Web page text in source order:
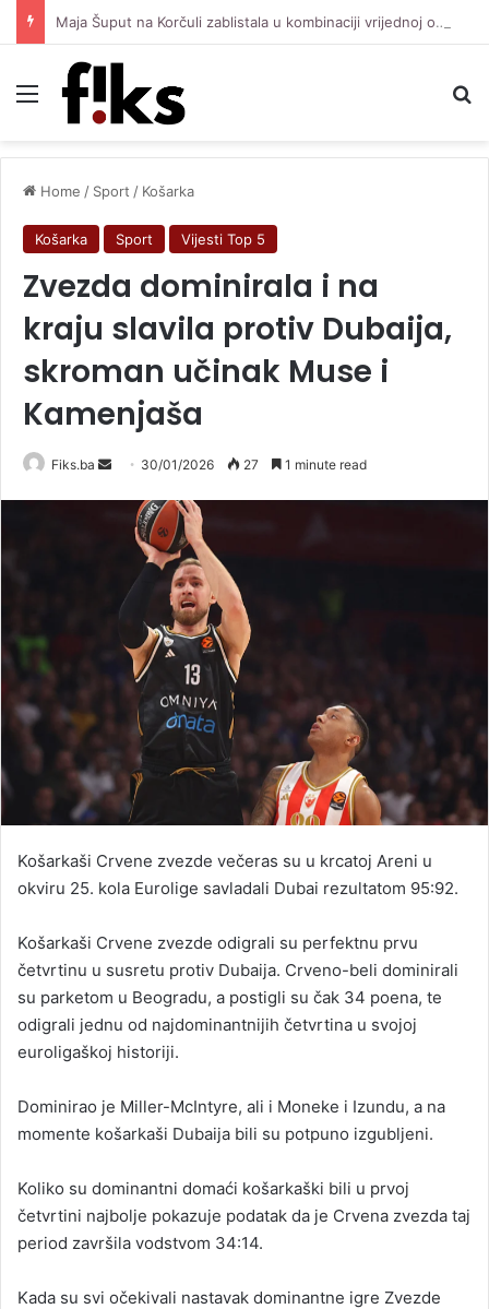
Maja Šuput na Korčuli zablistala u kombinaciji vrijednoj oko 3.500 eura
Menu
Home / Sport / Košarka
Košarka Sport Vijesti Top 5
Zvezda dominirala i na
kraju slavila protiv Dubaija,
skroman učinak Muse i
Kamenjaša
Fiks.ba
Send
email
30/01/2026 27 1 minute read
Košarkaši Crvene zvezde večeras su u krcatoj Areni u
okviru 25. kola Eurolige savladali Dubai rezultatom 95:92.
Košarkaši Crvene zvezde odigrali su perfektnu prvu
četvrtinu u susretu protiv Dubaija. Crveno-beli dominirali
su parketom u Beogradu, a postigli su čak 34 poena, te
odigrali jednu od najdominantnijih četvrtina u svojoj
euroligaškoj historiji.
Dominirao je Miller-McIntyre, ali i Moneke i Izundu, a na
momente košarkaši Dubaija bili su potpuno izgubljeni.
Koliko su dominantni domaći košarkaški bili u prvoj
četvrtini najbolje pokazuje podatak da je Crvena zvezda taj
period završila vodstvom 34:14.
Kada su svi očekivali nastavak dominantne igre Zvezde